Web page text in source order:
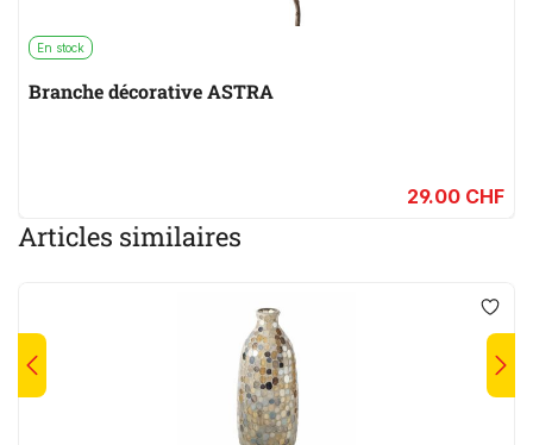
En stock
Branche décorative ASTRA
29.00 CHF
Articles similaires